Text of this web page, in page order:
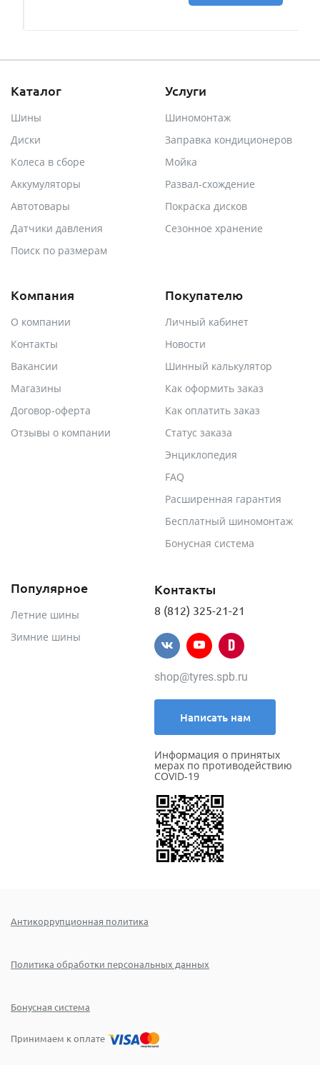
Каталог
Шины
Диски
Колеса в сборе
Аккумуляторы
Автотовары
Датчики давления
Поиск по размерам
Услуги
Шиномонтаж
Заправка кондиционеров
Мойка
Развал-схождение
Покраска дисков
Сезонное хранение
Компания
О компании
Контакты
Вакансии
Магазины
Договор-оферта
Отзывы о компании
Покупателю
Личный кабинет
Новости
Шинный калькулятор
Как оформить заказ
Как оплатить заказ
Статус заказа
Энциклопедия
FAQ
Расширенная гарантия
Бесплатный шиномонтаж
Бонусная система
Популярное
Летние шины
Зимние шины
Контакты
8 (812) 325-21-21
shop@tyres.spb.ru
Написать нам
Информация о принятых
мерах по противодействию
COVID-19
Антикоррупционная политика
Политика обработки персональных данных
Бонусная система
Принимаем к оплате